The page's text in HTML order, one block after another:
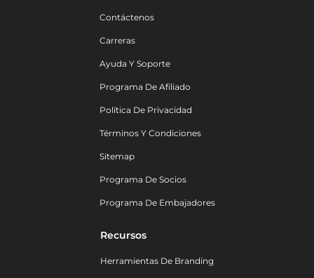
Contáctenos
Carreras
Ayuda Y Soporte
Programa De Afiliado
Política De Privacidad
Términos Y Condiciones
Sitemap
Programa De Socios
Programa De Embajadores
Recursos
Herramientas De Branding